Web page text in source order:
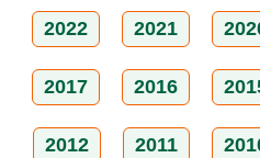
2022 2021
2017 2016
2012 2011